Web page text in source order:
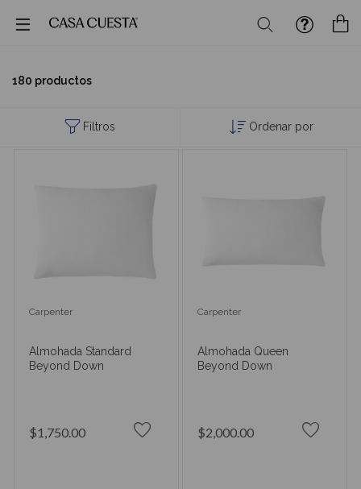
Buscar
180 productos
Filtros Ordenar por
Carpenter
Almohada Standard
Beyond Down
$1,750.00
Carpenter
Almohada Queen
Beyond Down
$2,000.00